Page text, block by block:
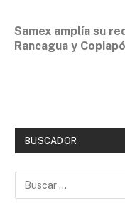
Samex amplía su
Rancagua y Copiapó
BUSCADOR